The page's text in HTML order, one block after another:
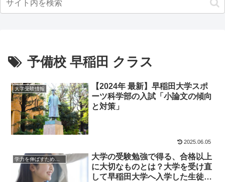
予備校 早稲田 クラス
大学受験情報
【2024年 最新】早稲田大学スポ
ーツ科学部の入試「小論文の傾向
と対策」
2025.06.05
学力を伸ばすためのヒント
大学の受験勉強で得る、合格以上
に大切なものとは？大学を受け直
して早稲田大学へ入学した生徒の